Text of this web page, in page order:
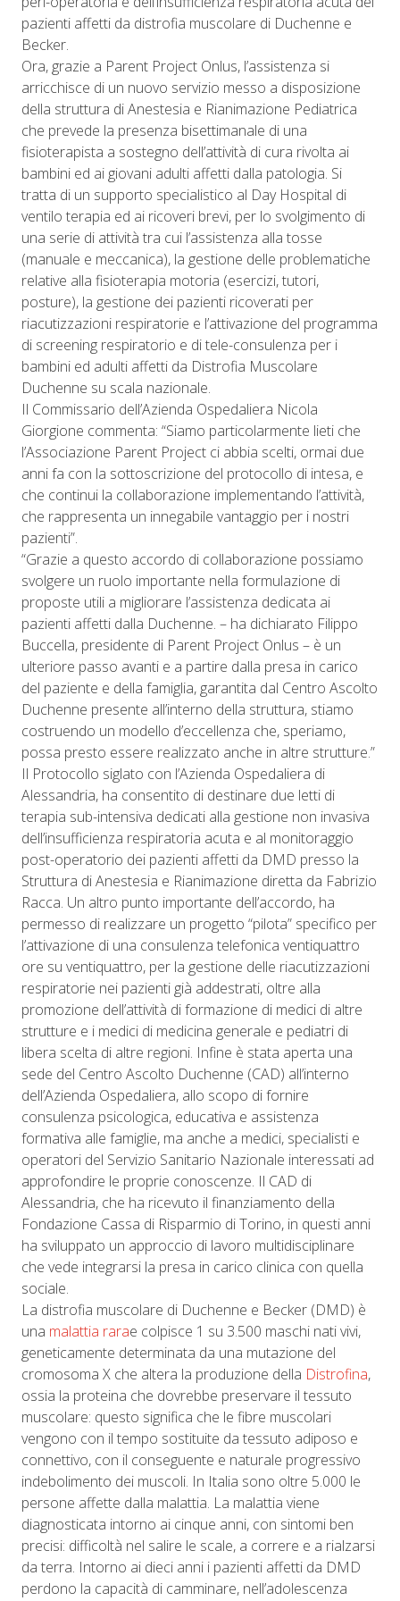
pazienti affetti da distrofia muscolare di Duchenne e
Becker.
Ora, grazie a Parent Project Onlus, l’assistenza si
arricchisce di un nuovo servizio messo a disposizione
della struttura di Anestesia e Rianimazione Pediatrica
che prevede la presenza bisettimanale di una
fisioterapista a sostegno dell’attività di cura rivolta ai
bambini ed ai giovani adulti affetti dalla patologia. Si
tratta di un supporto specialistico al Day Hospital di
ventilo terapia ed ai ricoveri brevi, per lo svolgimento di
una serie di attività tra cui l’assistenza alla tosse
(manuale e meccanica), la gestione delle problematiche
relative alla fisioterapia motoria (esercizi, tutori,
posture), la gestione dei pazienti ricoverati per
riacutizzazioni respiratorie e l’attivazione del programma
di screening respiratorio e di tele-consulenza per i
bambini ed adulti affetti da Distrofia Muscolare
Duchenne su scala nazionale.
Il Commissario dell’Azienda Ospedaliera Nicola
Giorgione commenta: “Siamo particolarmente lieti che
l’Associazione Parent Project ci abbia scelti, ormai due
anni fa con la sottoscrizione del protocollo di intesa, e
che continui la collaborazione implementando l’attività,
che rappresenta un innegabile vantaggio per i nostri
pazienti”.
“Grazie a questo accordo di collaborazione possiamo
svolgere un ruolo importante nella formulazione di
proposte utili a migliorare l’assistenza dedicata ai
pazienti affetti dalla Duchenne. – ha dichiarato Filippo
Buccella, presidente di Parent Project Onlus – è un
ulteriore passo avanti e a partire dalla presa in carico
del paziente e della famiglia, garantita dal Centro Ascolto
Duchenne presente all’interno della struttura, stiamo
costruendo un modello d’eccellenza che, speriamo,
possa presto essere realizzato anche in altre strutture.”
Il Protocollo siglato con l’Azienda Ospedaliera di
Alessandria, ha consentito di destinare due letti di
terapia sub-intensiva dedicati alla gestione non invasiva
dell’insufficienza respiratoria acuta e al monitoraggio
post-operatorio dei pazienti affetti da DMD presso la
Struttura di Anestesia e Rianimazione diretta da Fabrizio
Racca. Un altro punto importante dell’accordo, ha
permesso di realizzare un progetto “pilota” specifico per
l’attivazione di una consulenza telefonica ventiquattro
ore su ventiquattro, per la gestione delle riacutizzazioni
respiratorie nei pazienti già addestrati, oltre alla
promozione dell’attività di formazione di medici di altre
strutture e i medici di medicina generale e pediatri di
libera scelta di altre regioni. Infine è stata aperta una
sede del Centro Ascolto Duchenne (CAD) all’interno
dell’Azienda Ospedaliera, allo scopo di fornire
consulenza psicologica, educativa e assistenza
formativa alle famiglie, ma anche a medici, specialisti e
operatori del Servizio Sanitario Nazionale interessati ad
approfondire le proprie conoscenze. Il CAD di
Alessandria, che ha ricevuto il finanziamento della
Fondazione Cassa di Risparmio di Torino, in questi anni
ha sviluppato un approccio di lavoro multidisciplinare
che vede integrarsi la presa in carico clinica con quella
sociale.
La distrofia muscolare di Duchenne e Becker (DMD) è
una malattia rarae colpisce 1 su 3.500 maschi nati vivi,
geneticamente determinata da una mutazione del
cromosoma X che altera la produzione della Distrofina,
ossia la proteina che dovrebbe preservare il tessuto
muscolare: questo significa che le fibre muscolari
vengono con il tempo sostituite da tessuto adiposo e
connettivo, con il conseguente e naturale progressivo
indebolimento dei muscoli. In Italia sono oltre 5.000 le
persone affette dalla malattia. La malattia viene
diagnosticata intorno ai cinque anni, con sintomi ben
precisi: difficoltà nel salire le scale, a correre e a rialzarsi
da terra. Intorno ai dieci anni i pazienti affetti da DMD
perdono la capacità di camminare, nell’adolescenza